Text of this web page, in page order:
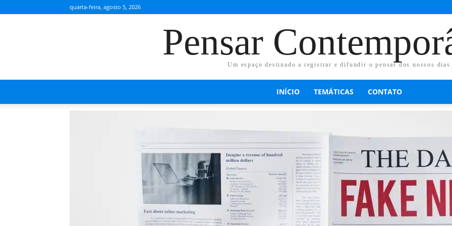
quarta-feira, agosto 5, 2026
Pensar
Um espaço destinado a registrar e difundir o pensar dos nossos dias
INÍCIO TEMÁTICAS CONTATO